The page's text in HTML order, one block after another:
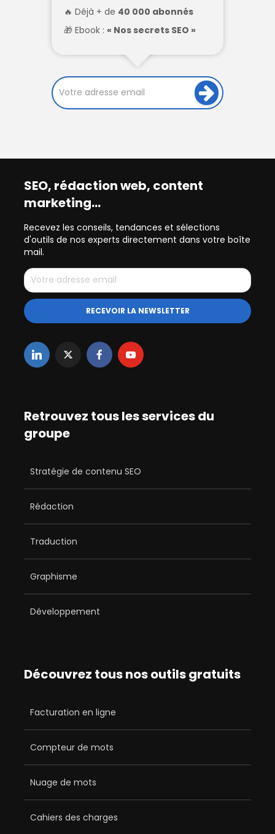
Déjà + de 40 000 abonnés
Ebook : « Nos secrets SEO »
SEO, rédaction web, content
marketing…
Recevez les conseils, tendances et sélections
d'outils de nos experts directement dans votre boîte
mail.
Retrouvez tous les services du
groupe
Stratégie de contenu SEO
Rédaction
Traduction
Graphisme
Développement
Découvrez tous nos outils gratuits
Facturation en ligne
Compteur de mots
Nuage de mots
Cahiers des charges